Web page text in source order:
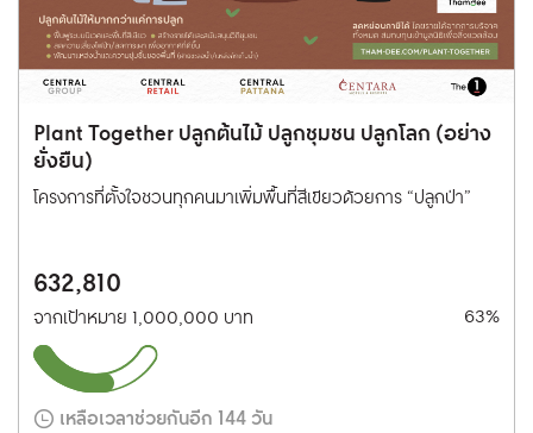
Plant Together ปลูกต้นไม้ ปลูกชุมชน ปลูกโลก (อย่าง
ยั่งยืน)
โครงการที่ตั้งใจชวนทุกคนมาเพิ่มพื้นที่สีเขียวด้วยการ “ปลูกป่า”
632,810
จากเป้าหมาย 1,000,000 บาท 63%
เหลือเวลาช่วยกันอีก 144 วัน